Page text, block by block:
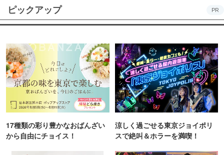
ピックアップ PR
17種類の彩り豊かなおばんざい
から自由にチョイス！
涼しく過ごせる東京ジョイポリ
スで絶叫＆ホラーを満喫！